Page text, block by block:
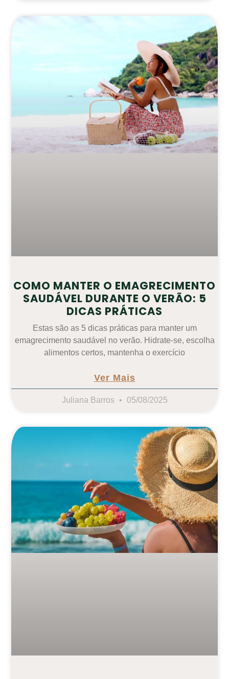
COMO MANTER O EMAGRECIMENTO
SAUDÁVEL DURANTE O VERÃO: 5
DICAS PRÁTICAS
Estas são as 5 dicas práticas para manter um
emagrecimento saudável no verão. Hidrate-se, escolha
alimentos certos, mantenha o exercício
Ver Mais
Juliana Barros 05/08/2025